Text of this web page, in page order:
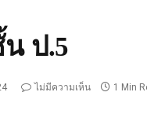
ป.5
ไม่มีความเห็น 1 Min